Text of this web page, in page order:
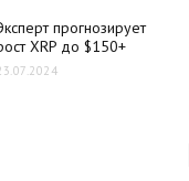
прогнозирует
XRP до $150+